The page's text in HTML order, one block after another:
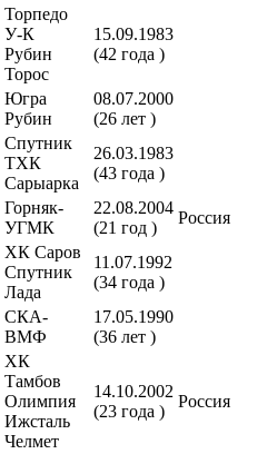
Торпедо
У-К
Рубин
Торос
15.09.1983
(42 года )
Югра
Рубин
08.07.2000
(26 лет )
Спутник
ТХК
Сарыарка
26.03.1983
(43 года )
Горняк-
УГМК
22.08.2004
(21 год )
Россия
ХК Саров
Спутник
Лада
11.07.1992
(34 года )
СКА-
ВМФ
17.05.1990
(36 лет )
ХК
Тамбов
Олимпия
Ижсталь
Челмет
14.10.2002
(23 года )
Россия